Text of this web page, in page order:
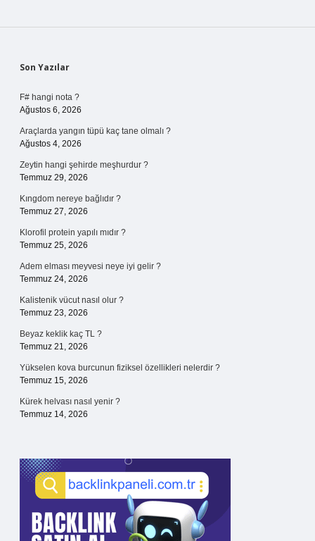
Sidebar
Son Yazılar
F# hangi nota ?
Ağustos 6, 2026
Araçlarda yangın tüpü kaç tane olmalı ?
Ağustos 4, 2026
Zeytin hangi şehirde meşhurdur ?
Temmuz 29, 2026
Kıngdom nereye bağlıdır ?
Temmuz 27, 2026
Klorofil protein yapılı mıdır ?
Temmuz 25, 2026
Adem elması meyvesi neye iyi gelir ?
Temmuz 24, 2026
Kalistenik vücut nasıl olur ?
Temmuz 23, 2026
Beyaz keklik kaç TL ?
Temmuz 21, 2026
Yükselen kova burcunun fiziksel özellikleri nelerdir ?
Temmuz 15, 2026
Kürek helvası nasıl yenir ?
Temmuz 14, 2026